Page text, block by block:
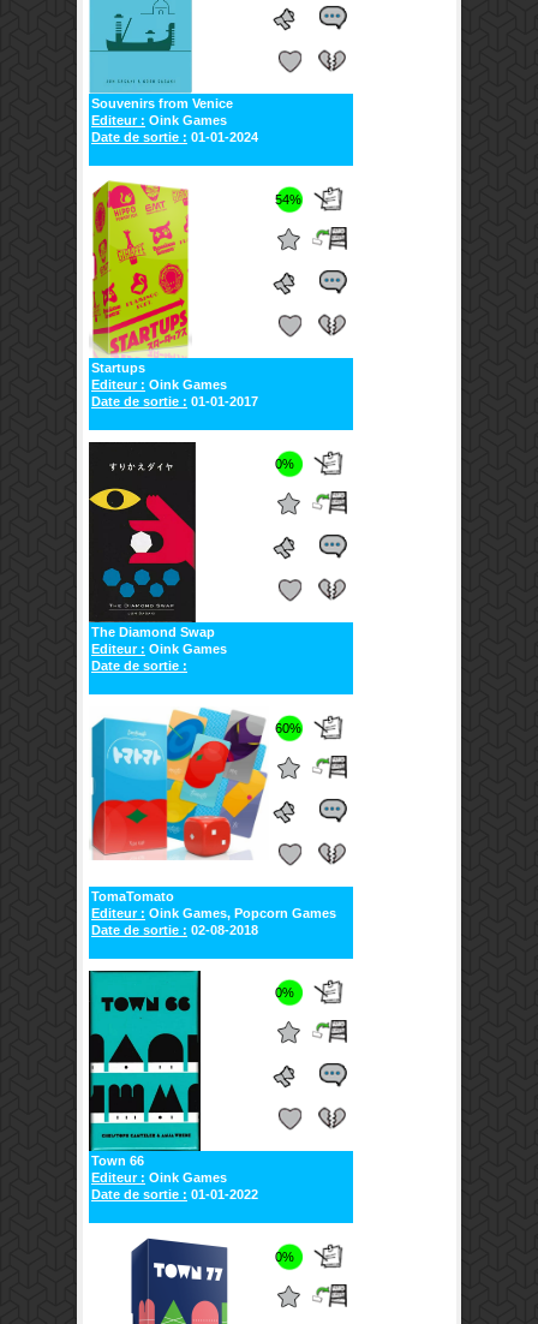
Souvenirs from Venice
Editeur : Oink Games
Date de sortie : 01-01-2024
54%
Startups
Editeur : Oink Games
Date de sortie : 01-01-2017
0%
The Diamond Swap
Editeur : Oink Games
Date de sortie :
60%
TomaTomato
Editeur : Oink Games, Popcorn Games
Date de sortie : 02-08-2018
0%
Town 66
Editeur : Oink Games
Date de sortie : 01-01-2022
0%